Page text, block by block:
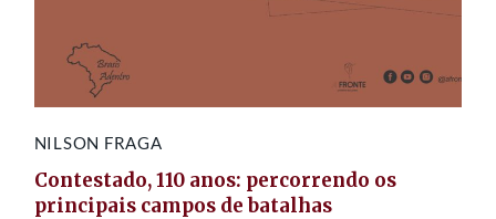
NILSON FRAGA
Contestado, 110 anos: percorrendo os
principais campos de batalhas